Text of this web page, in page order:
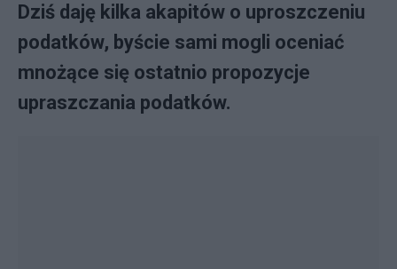
Dziś daję kilka akapitów o uproszczeniu
podatków, byście sami mogli oceniać
mnożące się ostatnio propozycje
upraszczania podatków.